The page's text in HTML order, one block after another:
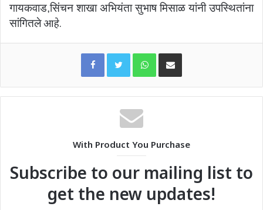
गायकवाड,सिंचन शाखा अभियंता सुभाष मिसाळ यांनी उपस्थितांना
सांगितलेआहे.
WhatsAppShare via Email
With Product You Purchase
Subscribe to our mailing list to
get the new updates!